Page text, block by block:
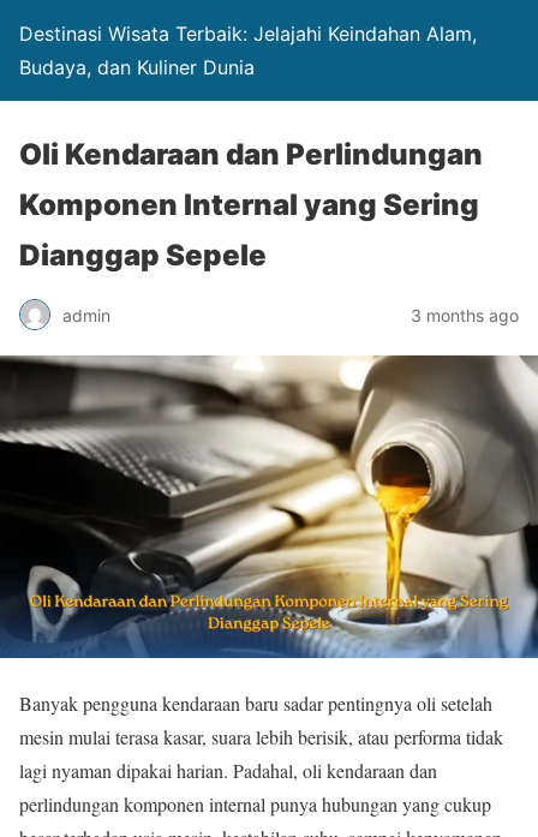
Destinasi Wisata Terbaik: Jelajahi Keindahan Alam,
Budaya, dan Kuliner Dunia
Oli Kendaraan dan Perlindungan
Komponen Internal yang Sering
Dianggap Sepele
admin 3 months ago
Banyak pengguna kendaraan baru sadar pentingnya oli setelah
mesin mulai terasa kasar, suara lebih berisik, atau performa tidak
lagi nyaman dipakai harian. Padahal, oli kendaraan dan
perlindungan komponen internal punya hubungan yang cukup